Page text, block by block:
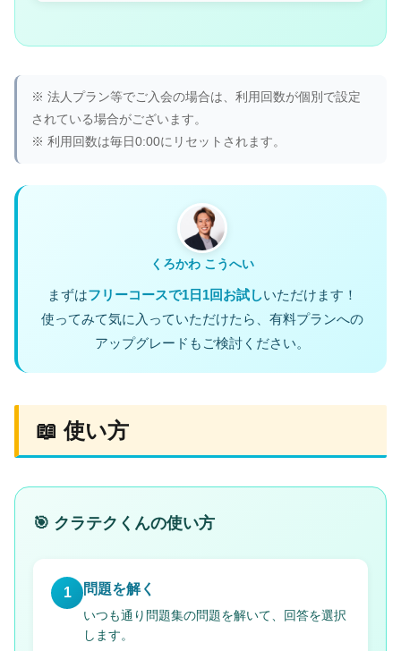
※ 法人プラン等でご入会の場合は、利用回数が個別で設定
されている場合がございます。
※ 利用回数は毎日0:00にリセットされます。
くろかわ こうへい
まずはフリーコースで1日1回お試しいただけます！
使ってみて気に入っていただけたら、有料プランへの
アップグレードもご検討ください。
📖 使い方
🎯 クラテクくんの使い方
1 問題を解く
いつも通り問題集の問題を解いて、回答を選択
します。